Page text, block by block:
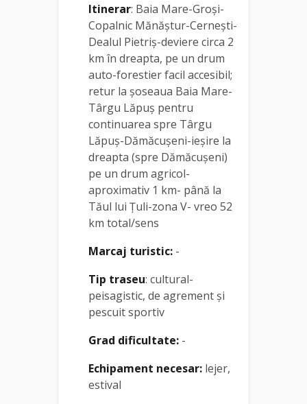
Itinerar: Baia Mare-Groși-
Copalnic Mănăștur-Cernești-
Dealul Pietriș-deviere circa 2
km în dreapta, pe un drum
auto-forestier facil accesibil;
retur la șoseaua Baia Mare-
Târgu Lăpuș pentru
continuarea spre Târgu
Lăpuș-Dămăcușeni-ieșire la
dreapta (spre Dămăcușeni)
pe un drum agricol-
aproximativ 1 km- până la
Tăul lui Țuli-zona V- vreo 52
km total/sens
Marcaj turistic: -
Tip traseu: cultural-
peisagistic, de agrement și
pescuit sportiv
Grad dificultate: -
Echipament necesar: lejer,
estival